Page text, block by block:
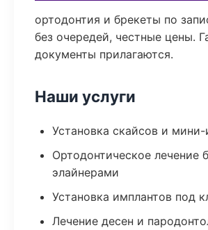
ортодонтия и брекеты по
без очередей, честные цены.
документы прилагаются.
Наши услуги
Установка скайсов и
Ортодонтическое лечение
элайнерами
Установка имплантов под
Лечение десен и